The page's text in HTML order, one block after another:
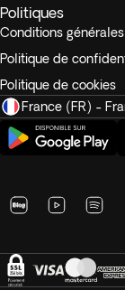
Politiques
Conditions générales
Politique de
Politique de cookies
France (FR) -